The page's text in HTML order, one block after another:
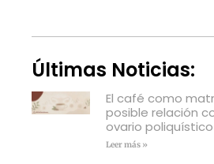
Últimas Noticias:
El café como
posible relación
ovario poliquístico
Leer más »